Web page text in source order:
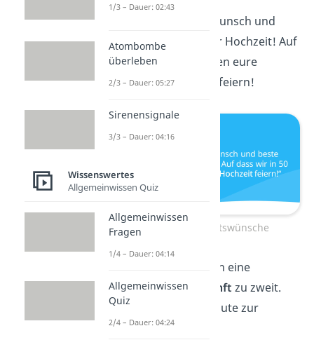
Herzlichen Glückwunsch und
beste Wünsche zur Hochzeit! Auf
dass wir in 50 Jahren eure
goldene Hochzeit
feiern!
Kurze Hochzeitswünsche
Wir wünschen euch eine
wunderbare Zukunft zu zweit.
Von Herzen alles Gute zur
Hochzeit!
1/3 – Dauer: 02:43
Atombombe
überleben
2/3 – Dauer: 05:27
Sirenensignale
3/3 – Dauer: 04:16
Wissenswertes
Allgemeinwissen Quiz
Allgemeinwissen
Fragen
1/4 – Dauer: 04:14
Allgemeinwissen
Quiz
2/4 – Dauer: 04:24